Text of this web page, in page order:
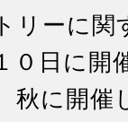
リーに
０日に開
秋に開催